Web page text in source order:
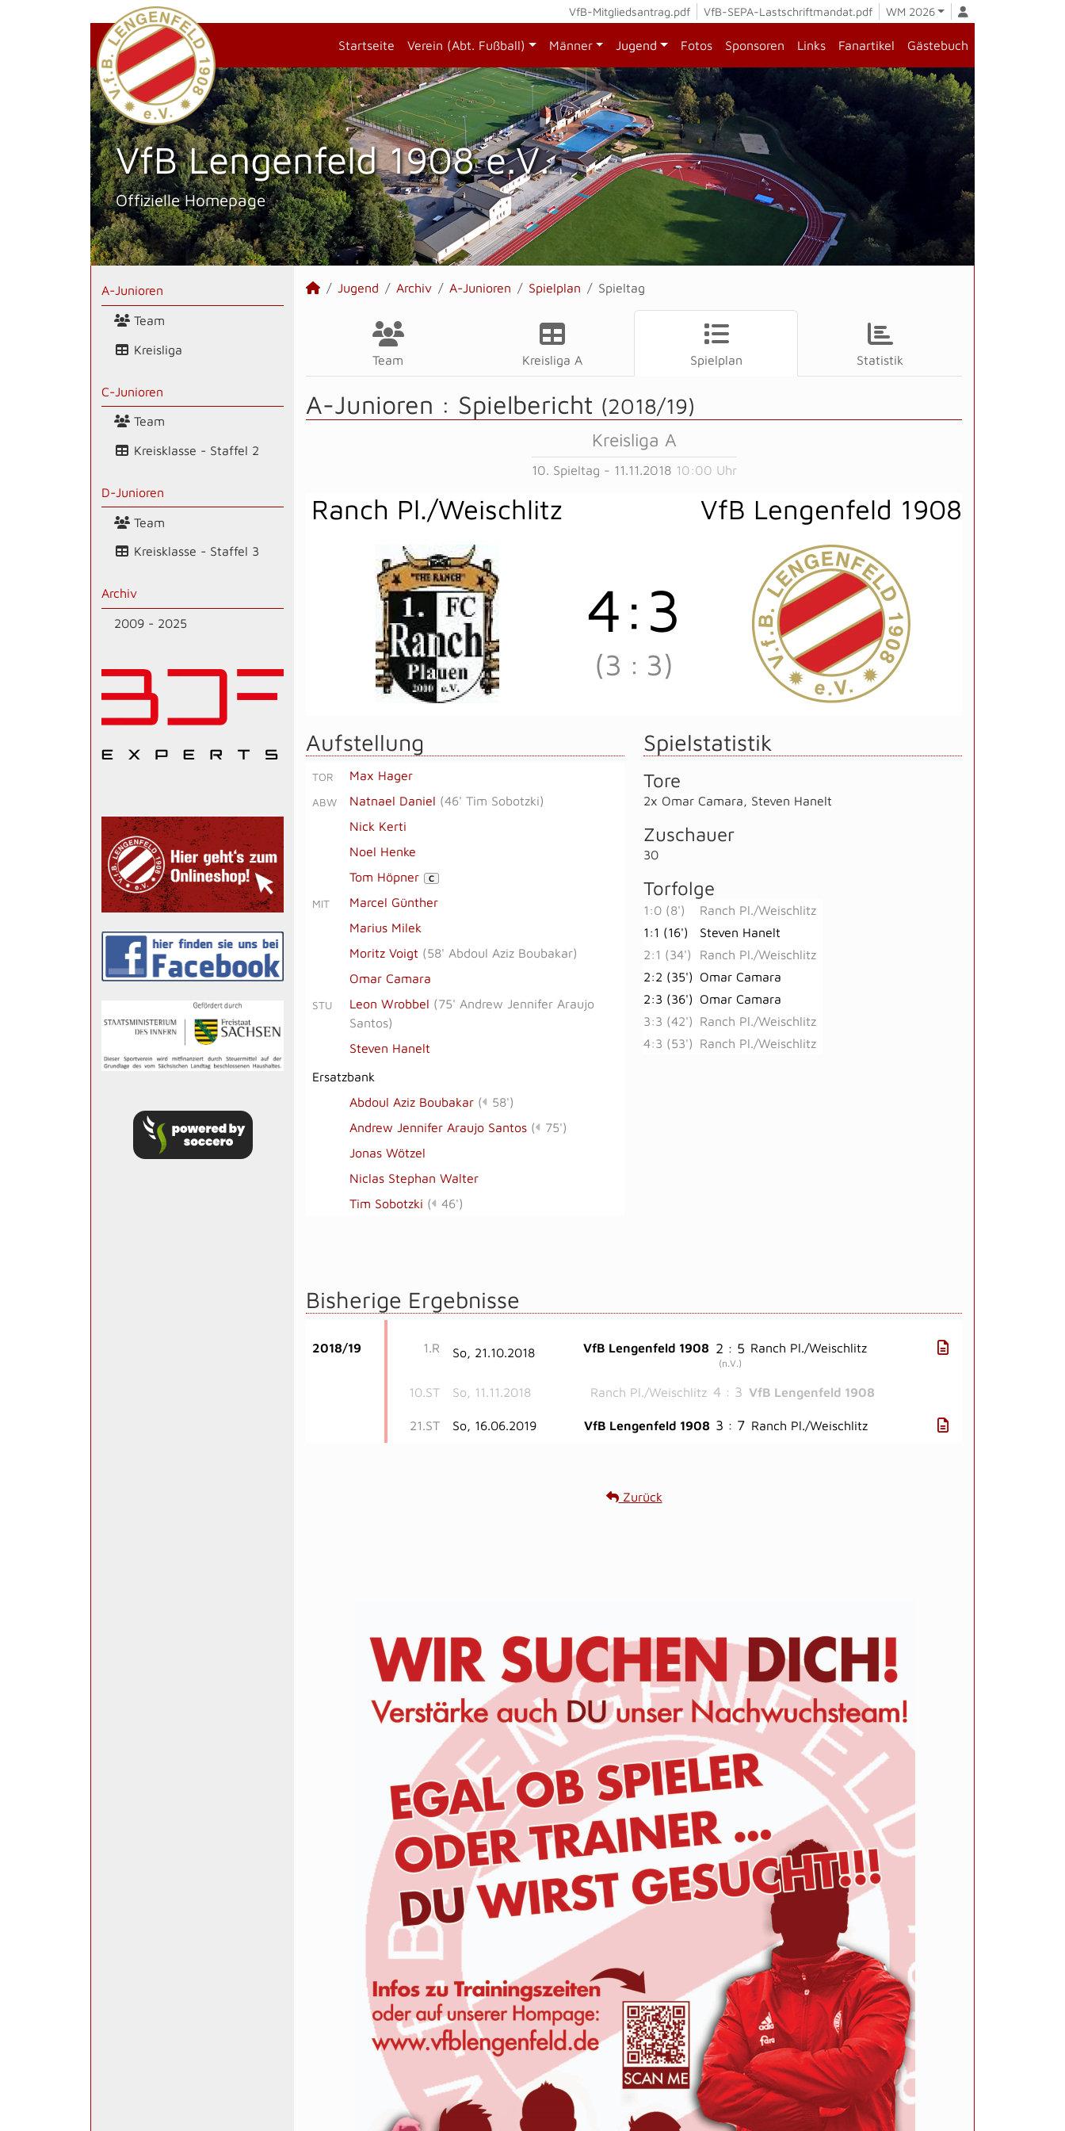
VfB-Mitgliedsantrag.pdf VfB-SEPA-Lastschriftmandat.pdf WM 2026
Startseite Verein (Abt. Fußball) Männer Jugend Fotos Sponsoren Links Fanartikel Gästebuch
VfB Lengenfeld 1908 e.V.
Offizielle Homepage
A-Junioren
Team
Kreisliga
C-Junioren
Team
Kreisklasse - Staffel 2
D-Junioren
Team
Kreisklasse - Staffel 3
Archiv
2009 - 2025
Jugend Archiv A-Junioren Spielplan Spieltag
Team Kreisliga A Spielplan Statistik
A-Junioren : Spielbericht (2018/19)
Kreisliga A
10. Spieltag - 11.11.2018 10:00 Uhr
Ranch Pl./Weischlitz VfB Lengenfeld 1908
4:3
(3 : 3)
Aufstellung
TOR Max Hager
ABW Natnael Daniel (46' Tim Sobotzki)
Nick Kerti
Noel Henke
Tom Höpner
C
MIT
Marcel Günther
Marius Milek
Moritz Voigt (58' Abdoul Aziz Boubakar)
Omar Camara
STU Leon Wrobbel (75' Andrew Jennifer Araujo
Santos)
Steven Hanelt
Ersatzbank
Abdoul Aziz Boubakar (
58')
Andrew Jennifer Araujo Santos (
75')
Jonas Wötzel
Niclas Stephan Walter
Tim Sobotzki ( 46')
Spielstatistik
Tore
2x Omar Camara Steven Hanelt
Zuschauer
30
Torfolge
1:0 (8')
Ranch Pl./Weischlitz
1:1 (16')
Steven Hanelt
2:1 (34')
Ranch Pl./Weischlitz
2:2 (35')
Omar Camara
2:3 (36')
Omar Camara
3:3 (42')
Ranch Pl./Weischlitz
4:3 (53')
Ranch Pl./Weischlitz
Bisherige Ergebnisse
2018/19 1.R So, 21.10.2018 VfB Lengenfeld 1908 2 : 5
(n.V.)
Ranch Pl./Weischlitz
10.ST So, 11.11.2018 Ranch Pl./Weischlitz 4 : 3 VfB Lengenfeld 1908
21.ST So, 16.06.2019 VfB Lengenfeld 1908 3 : 7 Ranch Pl./Weischlitz
Zurück